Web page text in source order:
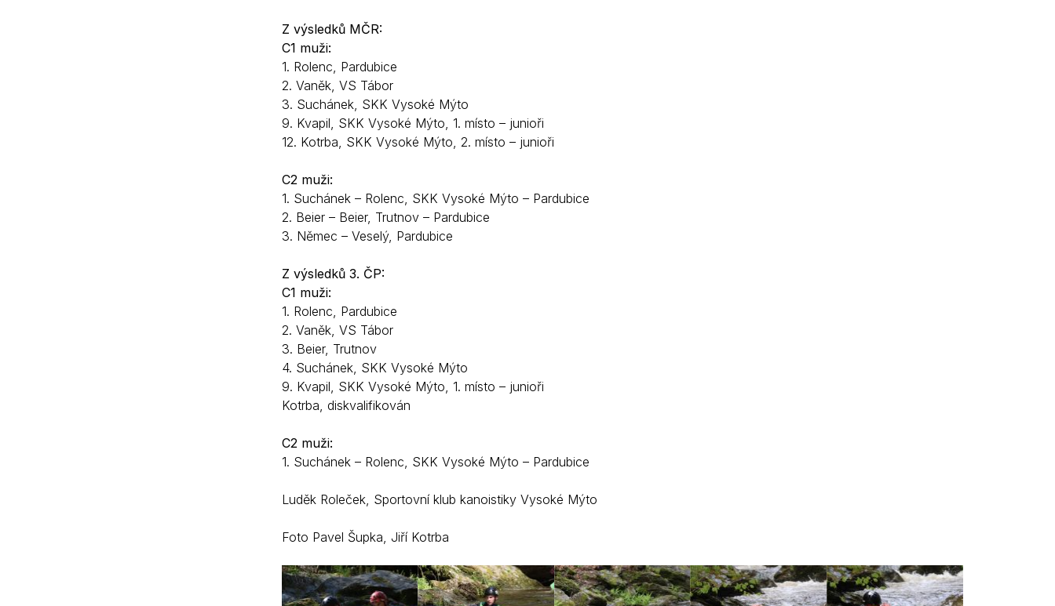
Z výsledků MČR:
C1 muži:
1. Rolenc, Pardubice
2. Vaněk, VS Tábor
3. Suchánek, SKK Vysoké Mýto
9. Kvapil, SKK Vysoké Mýto, 1. místo – junioři
12. Kotrba, SKK Vysoké Mýto, 2. místo – junioři
C2 muži:
1. Suchánek – Rolenc, SKK Vysoké Mýto – Pardubice
2. Beier – Beier, Trutnov – Pardubice
3. Němec – Veselý, Pardubice
Z výsledků 3. ČP:
C1 muži:
1. Rolenc, Pardubice
2. Vaněk, VS Tábor
3. Beier, Trutnov
4. Suchánek, SKK Vysoké Mýto
9. Kvapil, SKK Vysoké Mýto, 1. místo – junioři
Kotrba, diskvalifikován
C2 muži:
1. Suchánek – Rolenc, SKK Vysoké Mýto – Pardubice
Luděk Roleček, Sportovní klub kanoistiky Vysoké Mýto
Foto Pavel Šupka, Jiří Kotrba